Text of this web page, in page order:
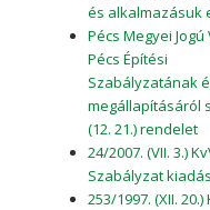
és alkalmazásuk
Pécs Megyei
Pécs Építési
Szabályzatának
megállapításáról
(12. 21.) rendelet
24/2007. (VII. 3.)
Szabályzat
253/1997. (XII.